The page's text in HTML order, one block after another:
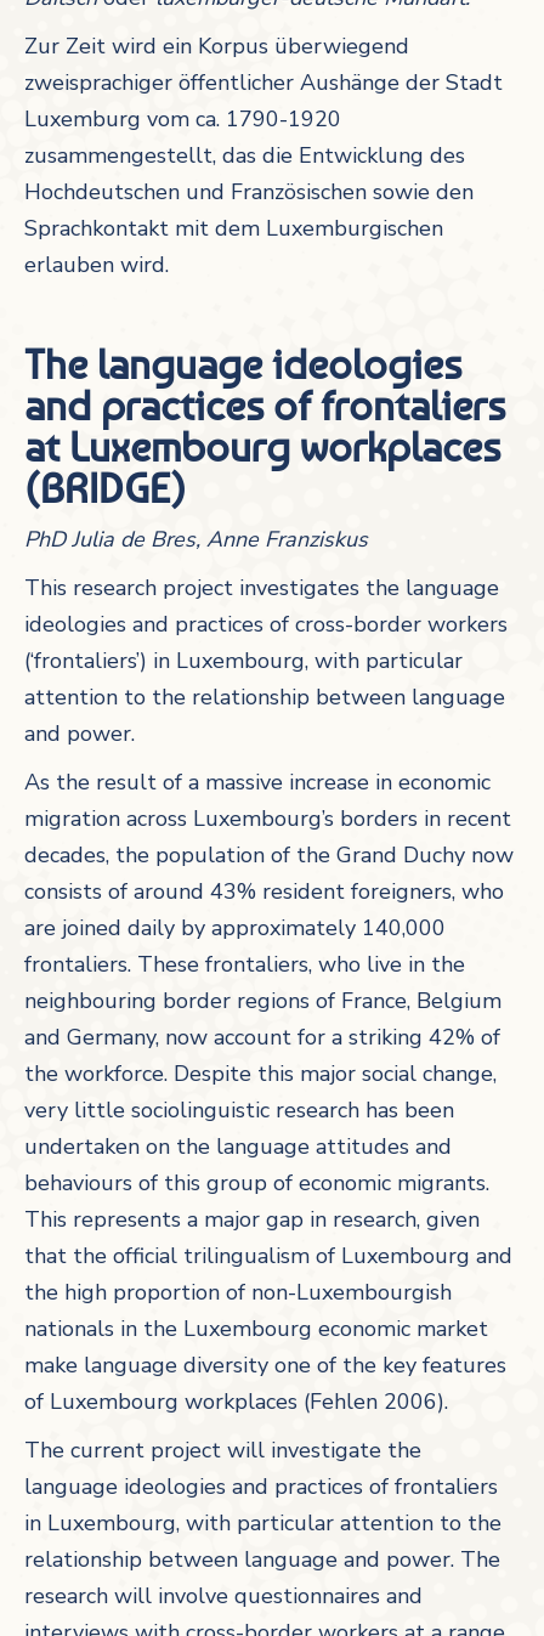
Zur Zeit wird ein Korpus überwiegend
zweisprachiger öffentlicher Aushänge der Stadt
Luxemburg vom ca. 1790-1920
zusammengestellt, das die Entwicklung des
Hochdeutschen und Französischen sowie den
Sprachkontakt mit dem Luxemburgischen
erlauben wird.
The language ideologies
and practices of frontaliers
at Luxembourg workplaces
(BRIDGE)
PhD Julia de Bres, Anne Franziskus
This research project investigates the language
ideologies and practices of cross-border workers
(‘frontaliers’) in Luxembourg, with particular
attention to the relationship between language
and power.
As the result of a massive increase in economic
migration across Luxembourg’s borders in recent
decades, the population of the Grand Duchy now
consists of around 43% resident foreigners, who
are joined daily by approximately 140,000
frontaliers. These frontaliers, who live in the
neighbouring border regions of France, Belgium
and Germany, now account for a striking 42% of
the workforce. Despite this major social change,
very little sociolinguistic research has been
undertaken on the language attitudes and
behaviours of this group of economic migrants.
This represents a major gap in research, given
that the official trilingualism of Luxembourg and
the high proportion of non-Luxembourgish
nationals in the Luxembourg economic market
make language diversity one of the key features
of Luxembourg workplaces (Fehlen 2006).
The current project will investigate the
language ideologies and practices of frontaliers
in Luxembourg, with particular attention to the
relationship between language and power. The
research will involve questionnaires and